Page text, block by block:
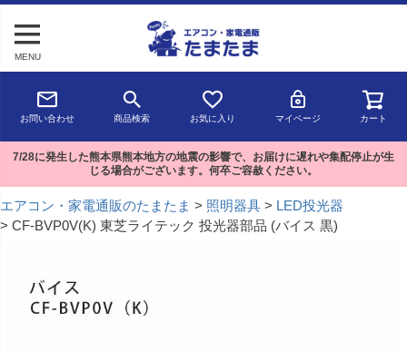
MENU
お問い合わせ 商品検索 お気に入り マイページ カート
7/28に発生した熊本県熊本地方の地震の影響で、お届けに遅れや集配停止が生
じる場合がございます。何卒ご容赦ください。
エアコン・家電通販のたまたま 照明器具
LED投光器
CF-BVP0V(K) 東芝ライテック 投光器部品 (バイス 黒)